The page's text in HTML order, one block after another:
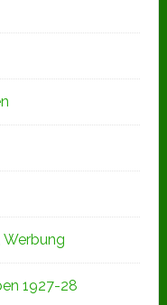
Werbung
1927-28